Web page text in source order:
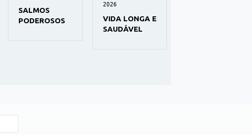
SALMOS
PODEROSOS
2026
VIDA LONGA E
SAUDÁVEL